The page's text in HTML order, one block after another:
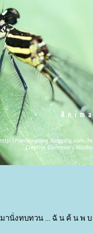
านั่งทบทวน ... ฉั น ค้ น พ บ